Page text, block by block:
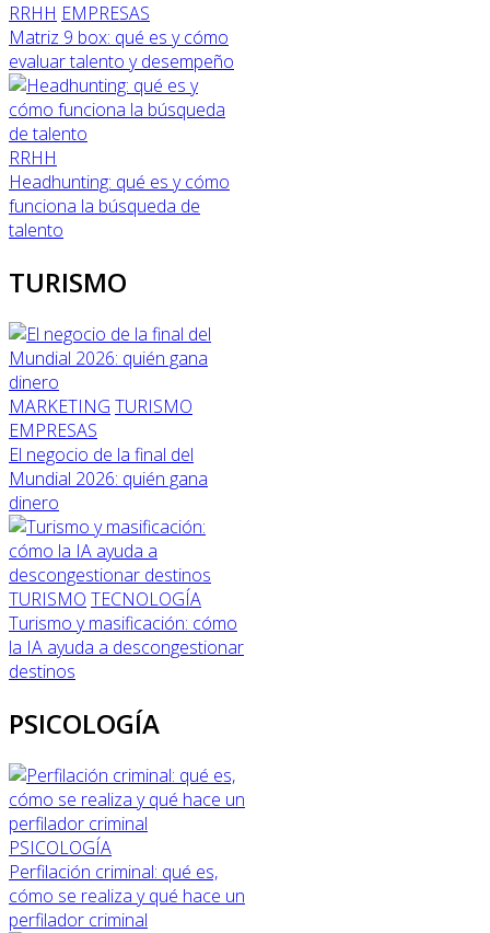
RRHH EMPRESAS
Matriz 9 box: qué es y cómo
evaluar talento y desempeño
RRHH
Headhunting: qué es y cómo
funciona la búsqueda de
talento
TURISMO
MARKETING TURISMO
EMPRESAS
El negocio de la final del
Mundial 2026: quién gana
dinero
TURISMO TECNOLOGÍA
Turismo y masificación: cómo
la IA ayuda a descongestionar
destinos
PSICOLOGÍA
PSICOLOGÍA
Perfilación criminal: qué es,
cómo se realiza y qué hace un
perfilador criminal